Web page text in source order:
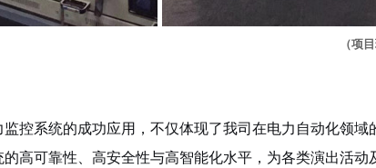
（项
系统的成功应用，不仅体现了我司在电力自动化领域
高可靠性、高安全性与高智能化水平，为各类演出活动